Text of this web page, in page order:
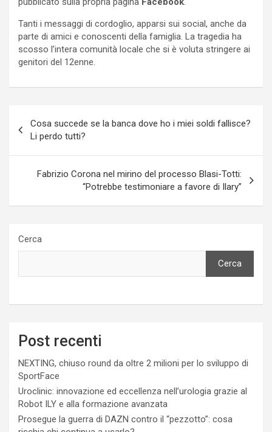
Tanti i messaggi di cordoglio, apparsi sui social, anche da
parte di amici e conoscenti della famiglia. La tragedia ha
scosso l’intera comunità locale che si è voluta stringere ai
genitori del 12enne.
articoli
Cosa succede se la banca dove ho i miei soldi fallisce?
Li perdo tutti?
Fabrizio Corona nel mirino del processo Blasi-Totti:
“Potrebbe testimoniare a favore di Ilary”
Cerca
Cerca
Post recenti
NEXTING, chiuso round da oltre 2 milioni per lo sviluppo di
SportFace
Uroclinic: innovazione ed eccellenza nell’urologia grazie al
Robot ILY e alla formazione avanzata
Prosegue la guerra di DAZN contro il “pezzotto”: cosa